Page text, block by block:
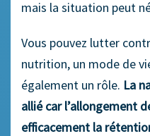
mais la situation peut
Vous pouvez lutter
nutrition, un mode de
également un rôle. La
allié car l’allongement
efficacement la